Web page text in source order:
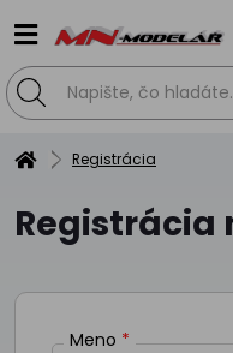
Registrácia
Registrácia
Meno